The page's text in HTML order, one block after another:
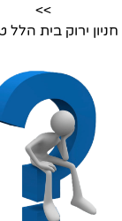
>>
ירוק בית